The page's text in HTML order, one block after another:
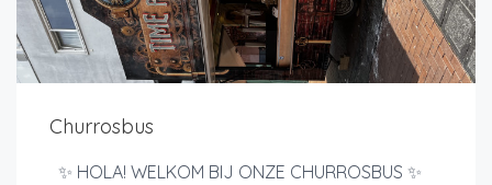
Churrosbus
✨ HOLA! WELKOM BIJ ONZE CHURROSBUS ✨